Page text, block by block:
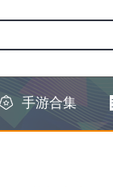
手游合集